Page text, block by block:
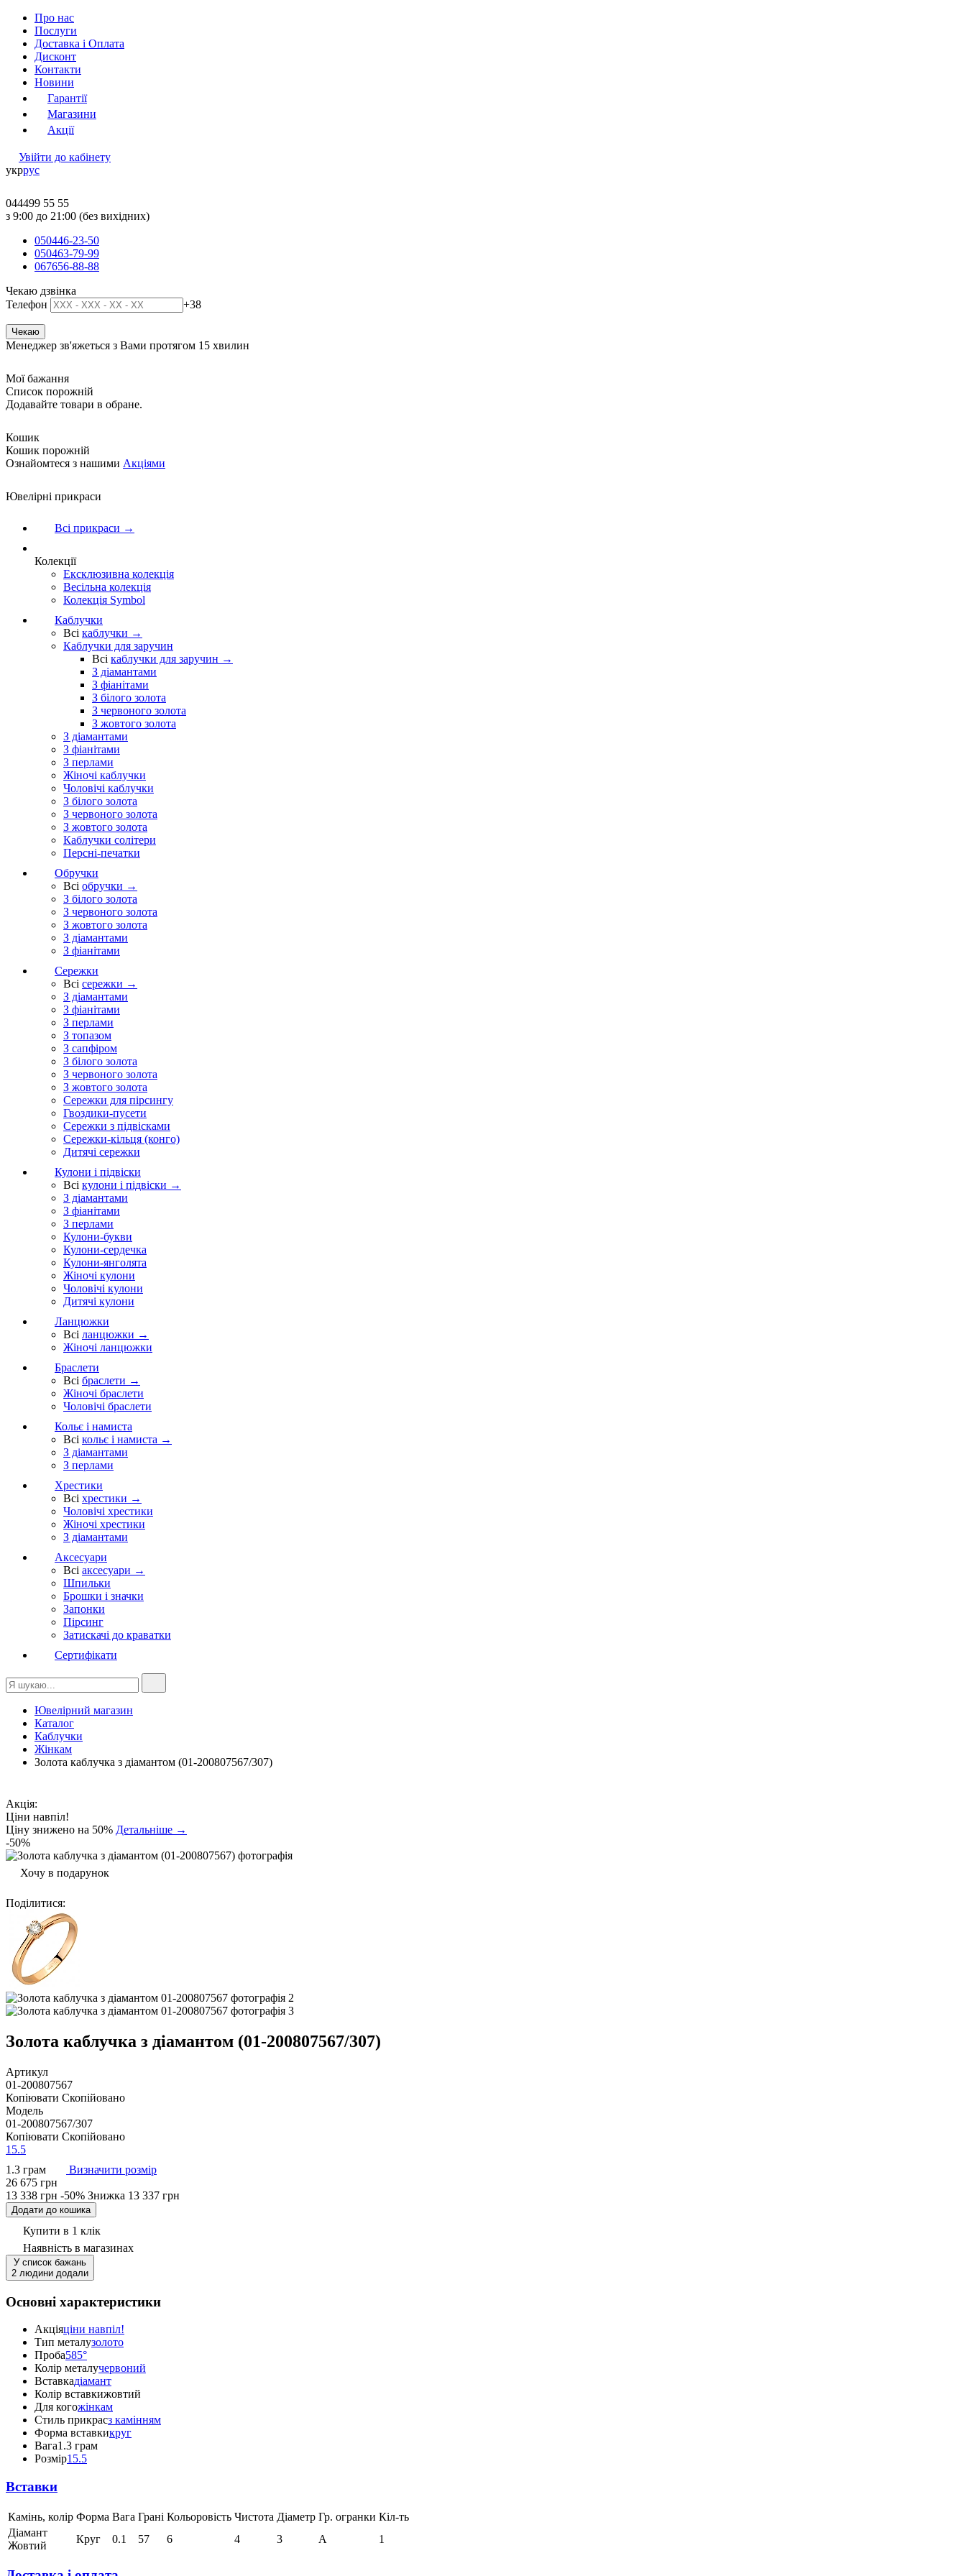
Про нас
Послуги
Доставка і Оплата
Дисконт
Контакти
Новини
Гарантії
Магазини
Акції
Увійти до кабінету
укррус
044499 55 55
з 9:00 до 21:00 (без вихідних)
050446-23-50
050463-79-99
067656-88-88
Чекаю дзвінка
Телефон
+38
Менеджер зв'яжеться з Вами протягом 15 хвилин
Мої бажання
Список порожній
Додавайте товари в обране.
Кошик
Кошик порожній
Ознайомтеся з нашими Акціями
Ювелірні прикраси
Всі прикраси →
Колекції
Ексклюзивна колекція
Весільна колекція
Колекція Symbol
Каблучки
Всі каблучки →
Каблучки для заручин
Всі каблучки для заручин →
З діамантами
З фіанітами
З білого золота
З червоного золота
З жовтого золота
З діамантами
З фіанітами
З перлами
Жіночі каблучки
Чоловічі каблучки
З білого золота
З червоного золота
З жовтого золота
Каблучки солітери
Персні-печатки
Обручки
Всі обручки →
З білого золота
З червоного золота
З жовтого золота
З діамантами
З фіанітами
Сережки
Всі сережки →
З діамантами
З фіанітами
З перлами
З топазом
З сапфіром
З білого золота
З червоного золота
З жовтого золота
Сережки для пірсингу
Гвоздики-пусети
Сережки з підвісками
Сережки-кільця (конго)
Дитячі сережки
Кулони і підвіски
Всі кулони і підвіски →
З діамантами
З фіанітами
З перлами
Кулони-букви
Кулони-сердечка
Кулони-янголята
Жіночі кулони
Чоловічі кулони
Дитячі кулони
Ланцюжки
Всі ланцюжки →
Жіночі ланцюжки
Браслети
Всі браслети →
Жіночі браслети
Чоловічі браслети
Кольє і намиста
Всі кольє і намиста →
З діамантами
З перлами
Хрестики
Всі хрестики →
Чоловічі хрестики
Жіночі хрестики
З діамантами
Аксесуари
Всі аксесуари →
Шпильки
Брошки і значки
Запонки
Пірсинг
Затискачі до краватки
Сертифікати
Ювелірний магазин
Каталог
Каблучки
Жінкам
Золота каблучка з діамантом (01-200807567/307)
Акція:
Ціни навпіл!
Ціну знижено на 50% Детальніше →
-50%
Хочу в подарунок
Поділитися:
Золота каблучка з діамантом (01-200807567/307)
Артикул
01-200807567
Копіювати Скопійовано
Модель
01-200807567/307
Копіювати Скопійовано
15.5
1.3 грам
Визначити розмір
26 675 грн
13 338 грн -50% Знижка 13 337 грн
Додати до кошика
Купити в 1 клік
Наявність в магазинах
У список бажань
2 людини додали
Основні характеристики
Акціяціни навпіл!
Тип металузолото
Проба585°
Колір металучервоний
Вставкадіамант
Колір вставкижовтий
Для когожінкам
Стиль прикрасз камінням
Форма вставкикруг
Вага1.3 грам
Розмір15.5
Вставки
Камінь, колір Форма Вага Грані Кольоровість Чистота Діаметр Гр. огранки Кіл-ть
Діамант
Жовтий
Круг 0.1 57 6 4 3 А 1